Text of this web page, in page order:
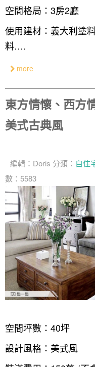
空間格局：3房2廳
使用建材：義大利塗
料….
more
東方情懷、西方
美式古典風
編輯： Doris 分類： 自住
數：5583
空間坪數：40坪
設計風格：美式風
找設計師
我要裝潢
裝潢計算機
裝潢進階計算機
裝潢圖紙免費健檢
類型
居家
商業空間
辦公室
其他
面積
小坪數
21~30坪
31~50坪
51坪以上
風格
現代
簡約
休閒
北歐
鄉村
工業
預算
150萬以內
151萬~250萬
251萬以上
人氣推薦
設計好手
台北市
新北市
桃園 新竹 竹北
台中
台南 高雄
360環景體驗
你家我家 Podcast
虛擬線上裝潢
房屋仲介方案
室內設計師方案
一般屋主方案
裝潢輕鬆點
2房2聽 - 基本版
3房2聽 - 基本版
3房2廳 - 精裝版
設計專欄
系統櫃
綠建材
居家風水
老屋翻新
主題精選
國外案例
設計私房話
全站搜尋
線上賞屋
北部
台北市
新北市
新竹市
基隆市
徵設計師